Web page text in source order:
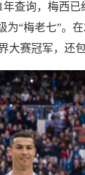
查询，梅西已
“梅老七”。
赛冠军，还